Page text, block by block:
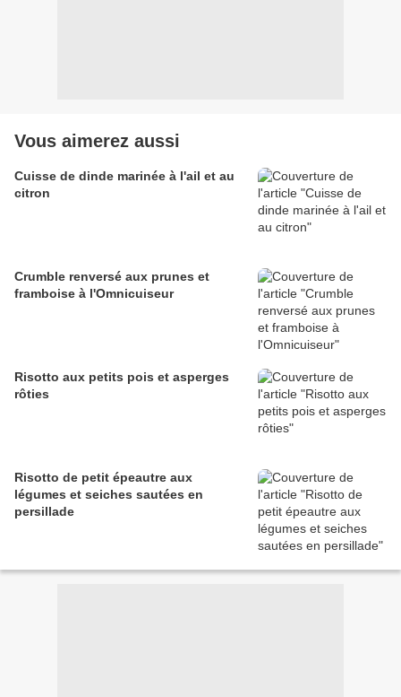
Vous aimerez aussi
Cuisse de dinde marinée à l'ail et au
citron
Crumble renversé aux prunes et
framboise à l'Omnicuiseur
Risotto aux petits pois et asperges
rôties
Risotto de petit épeautre aux
légumes et seiches sautées en
persillade